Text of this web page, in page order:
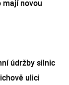
mají novou
údržby silnic
ulici